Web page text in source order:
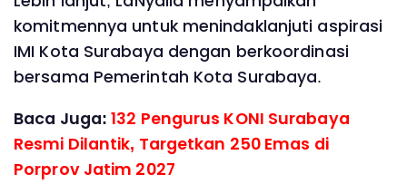
komitmennya untuk menindaklanjuti aspirasi
IMI Kota Surabaya dengan berkoordinasi
bersama Pemerintah Kota Surabaya.
Baca Juga:132 Pengurus KONI Surabaya
Resmi Dilantik, Targetkan 250 Emas di
Porprov Jatim 2027